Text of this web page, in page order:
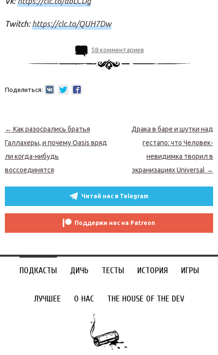
Twitch:https://clc.to/QUH7Dw
58 комментариев
Поделиться:
Навигация по записям
← Как разосрались братья
Галлахеры, и почему Oasis вряд
ли когда-нибудь
воссоединятся
Драка в баре и шутки над
гестапо: что Человек-
невидимка творил в
экранизациях Universal →
Читай нас в Telegram
Поддержи нас на Patreon
ПОДКАСТЫ ДИЧЬ ТЕСТЫ ИСТОРИЯ ИГРЫ
ЛУЧШЕЕ О НАС THE HOUSE OF THE DEV